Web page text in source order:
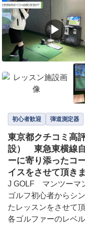
▶
初心者歓迎 弾道測定器
東京都クチコミ高
設） 東急東横線
ーに寄り添ったコ
イスをさせて頂き
J GOLF　マンツーマ
ゴルフ初心者からシ
たレッスンをさせて
各ゴルファーのレベ